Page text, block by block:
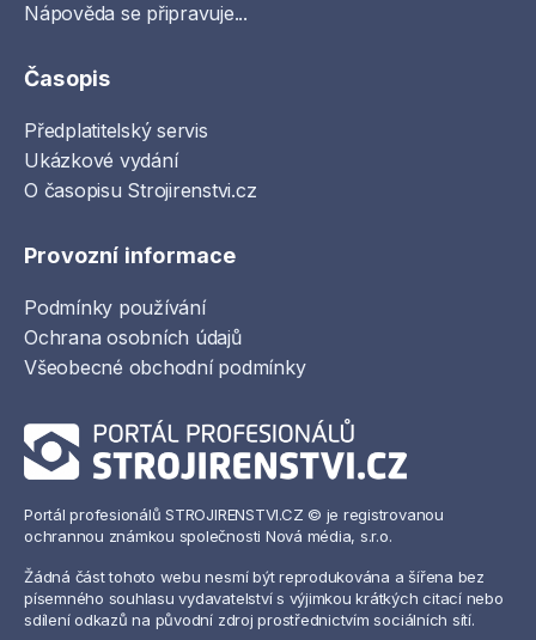
Nápověda se připravuje...
Časopis
Předplatitelský servis
Ukázkové vydání
O časopisu Strojirenstvi.cz
Provozní informace
Podmínky používání
Ochrana osobních údajů
Všeobecné obchodní podmínky
Portál profesionálů STROJIRENSTVI.CZ © je registrovanou
ochrannou známkou společnosti Nová média, s.r.o.
Žádná část tohoto webu nesmí být reprodukována a šířena bez
písemného souhlasu vydavatelství s výjimkou krátkých citací nebo
sdílení odkazů na původní zdroj prostřednictvím sociálních sítí.